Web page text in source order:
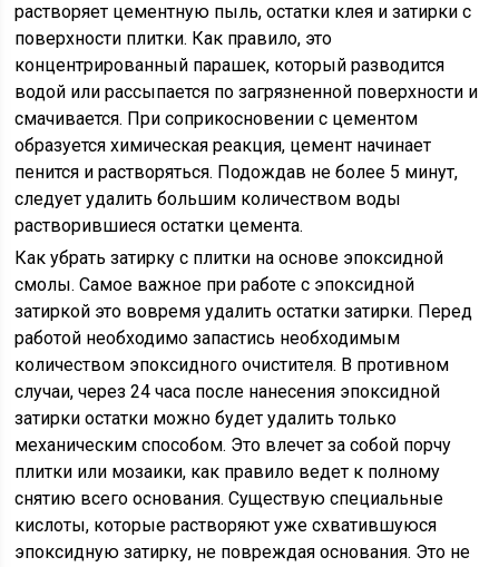
растворяет цементную пыль, остатки клея и затирки с
поверхности плитки. Как правило, это
концентрированный парашек, который разводится
водой или рассыпается по загрязненной поверхности и
смачивается. При соприкосновении с цементом
образуется химическая реакция, цемент начинает
пенится и растворяться. Подождав не более 5 минут,
следует удалить большим количеством воды
растворившиеся остатки цемента.
Как убрать затирку с плитки на основе эпоксидной
смолы. Самое важное при работе с эпоксидной
затиркой это вовремя удалить остатки затирки. Перед
работой необходимо запастись необходимым
количеством эпоксидного очистителя. В противном
случаи, через 24 часа после нанесения эпоксидной
затирки остатки можно будет удалить только
механическим способом. Это влечет за собой порчу
плитки или мозаики, как правило ведет к полному
снятию всего основания. Существую специальные
кислоты, которые растворяют уже схватившуюся
эпоксидную затирку, не повреждая основания. Это не